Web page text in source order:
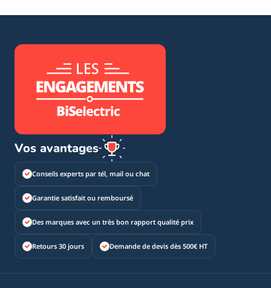
Vos avantages
Conseils experts par tél, mail ou chat
Garantie satisfait ou remboursé
Des marques avec un très bon rapport qualité prix
Retours 30 jours Demande de devis dès 500€ HT